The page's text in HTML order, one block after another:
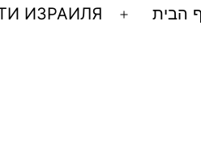
ИЗРАИЛЯ
Открыть
הבית